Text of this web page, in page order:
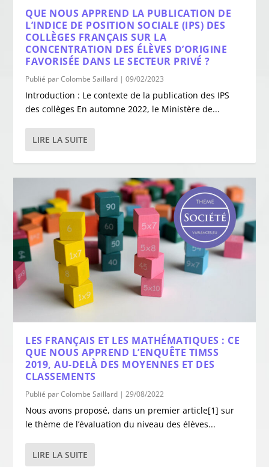
QUE NOUS APPREND LA PUBLICATION DE
L’INDICE DE POSITION SOCIALE (IPS) DES
COLLÈGES FRANÇAIS SUR LA
CONCENTRATION DES ÉLÈVES D’ORIGINE
FAVORISÉE DANS LE SECTEUR PRIVÉ ?
Publié parColombe Saillard |09/02/2023
Introduction : Le contexte de la publication des IPS
des collèges En automne 2022, le Ministère de...
LIRE LA SUITE
LES FRANÇAIS ET LES MATHÉMATIQUES : CE
QUE NOUS APPREND L’ENQUÊTE TIMSS
2019, AU-DELÀ DES MOYENNES ET DES
CLASSEMENTS
Publié parColombe Saillard |29/08/2022
Nous avons proposé, dans un premier article[1] sur
le thème de l’évaluation du niveau des élèves...
LIRE LA SUITE